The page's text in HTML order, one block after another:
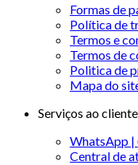
Formas de
Política de
Termos e
Termos de
Politica de
Mapa do
Serviços ao cliente
WhatsApp |
Central de